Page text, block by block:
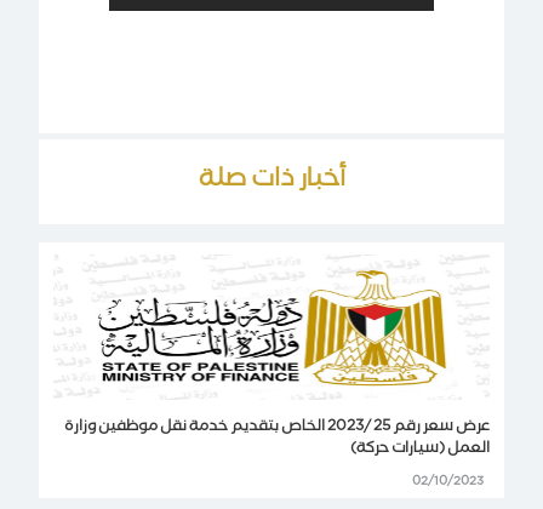
أخبار ذات صلة
عرض سعر رقم 25 /2023 الخاص بتقديم خدمة نقل موظفين وزارة
العمل (سيارات حركة)
02/10/2023